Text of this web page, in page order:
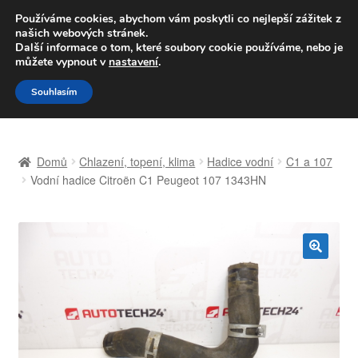
DOPRAVA od 139,-Kč
Volejte po-pá 9-16 704 494 494
Přeskočit
na
navigaci
Přejít
k
obsahu
Celosvětová doprava
Domů Chlazení, topení, klima Hadice vodní
C1 a 107
Vodní hadice Citroën C1 Peugeot 107 1343HN
Používáme cookies, abychom vám poskytli co nejlepší zážitek z
našich webových stránek.
Další informace o tom, které soubory cookie používáme, nebo je
můžete vypnout v nastavení.
Souhlasím